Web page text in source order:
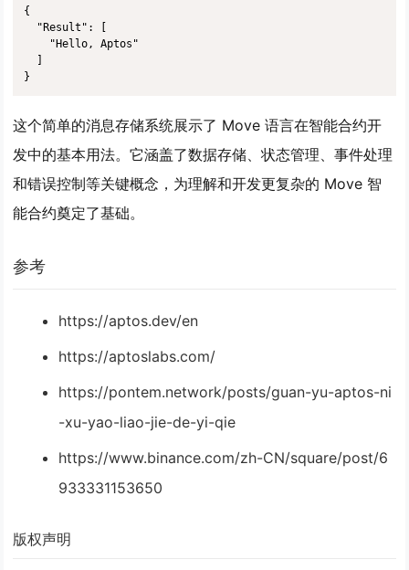
{
  "Result": [
    "Hello, Aptos"
这个简单的消息存储系统展示了 Move 语言在智能合约开
发中的基本用法。它涵盖了数据存储、状态管理、事件处理
和错误控制等关键概念，为理解和开发更复杂的 Move 智
能合约奠定了基础。
参考
https://aptos.dev/en
https://aptoslabs.com/
https://pontem.network/posts/guan-yu-aptos-ni
-xu-yao-liao-jie-de-yi-qie
https://www.binance.com/zh-CN/square/post/6
933331153650
版权声明